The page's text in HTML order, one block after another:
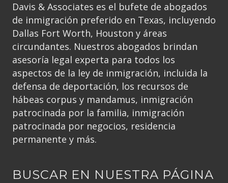
Davis & Associates es el bufete de abogados
de inmigración preferido en Texas, incluyendo
Dallas Fort Worth, Houston y áreas
circundantes. Nuestros abogados brindan
asesoría legal experta para todos los
aspectos de la ley de inmigración, incluida la
defensa de deportación, los recursos de
hábeas corpus y mandamus, inmigración
patrocinada por la familia, inmigración
patrocinada por negocios, residencia
permanente y más.
BUSCAR EN NUESTRA PÁGINA